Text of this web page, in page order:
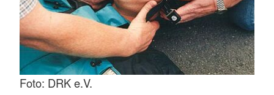
Foto: DRK e.V.